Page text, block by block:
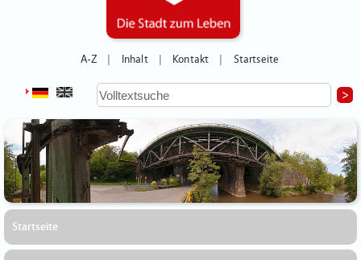
A-Z Inhalt Kontakt Startseite
Startseite